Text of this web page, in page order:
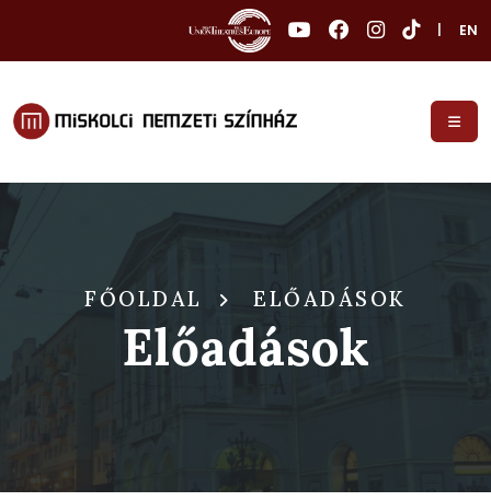
EN
FŐOLDAL ELŐADÁSOK
Előadások